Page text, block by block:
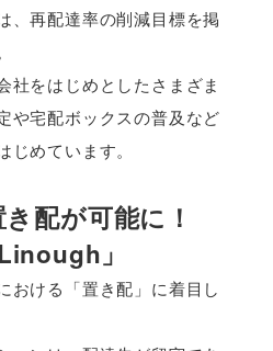
、再配達率の削減目標を掲
社をはじめとしたさまざま
や宅配ボックスの普及など
じめています。
配が可能に！
」
おける「置き配」に着目し